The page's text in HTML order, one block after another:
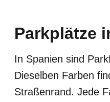
Parkplätze
In Spanien sind
Dieselben Farben
Straßenrand. Jede